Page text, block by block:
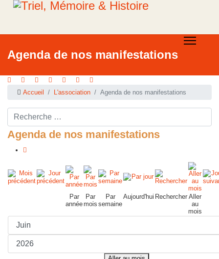
Agenda de nos manifestations
Accueil L'association Agenda de nos manifestations
Rechercher ...
Agenda de nos manifestations
Par
année
Par
mois
Par
semaine
Aujourd'hui Rechercher Aller
au
mois